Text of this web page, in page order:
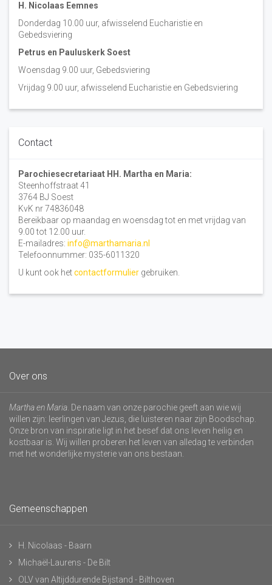
H. Nicolaas Eemnes
Donderdag 10.00 uur, afwisselend Eucharistie en
Gebedsviering
Petrus en Pauluskerk Soest
Woensdag 9.00 uur, Gebedsviering
Vrijdag 9.00 uur, afwisselend Eucharistie en Gebedsviering
Contact
Parochiesecretariaat HH. Martha en Maria:
Steenhoffstraat 41
3764 BJ Soest
KvK nr 74836048
Bereikbaar op maandag en woensdag tot en met vrijdag van
9.00 tot 12.00 uur.
E-mailadres: info@marthamaria.nl
Telefoonnummer: 035-6011320
U kunt ook hetcontactformulier gebruiken.
Over ons
Martha en Maria . De naam van onze parochie geeft aan wie wij
willen zijn: leerlingen van Jezus, die luisteren naar zijn Boodschap.
Onze bron van inspiratie ligt in het besef dat ons leven heilig en
kostbaar is. Wij willen proberen het leven van alledag te verbinden
met het wonderlijke mysterie van ons bestaan.
Gemeenschappen
H. Nicolaas - Baarn
Michaël-Laurens - De Bilt
OLV van Altijddurende Bijstand - Bilthoven